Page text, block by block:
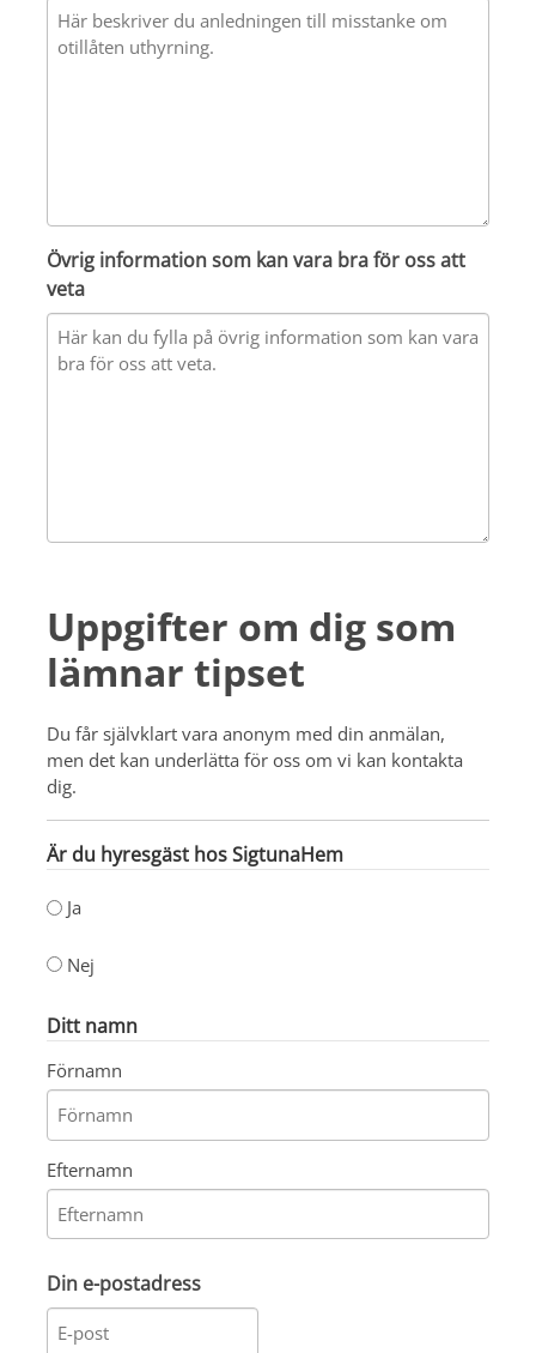
Övrig information som kan vara bra för oss att
veta
Uppgifter om dig som
lämnar tipset
Du får självklart vara anonym med din anmälan,
men det kan underlätta för oss om vi kan kontakta
dig.
Är du hyresgäst hos SigtunaHem
Ja
Nej
Ditt namn
Förnamn
Efternamn
Din e-postadress